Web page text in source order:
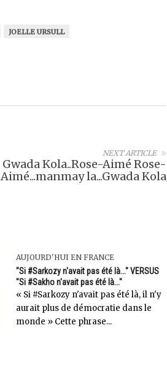
JOELLE URSULL
NEXT ARTICLE
Gwada Kola..Rose-Aimé Rose-
Aimé...manmay la...Gwada Kola
AUJOURD'HUI EN FRANCE
"Si #Sarkozy n'avait pas été là..." VERSUS
"Si #Sakho n'avait pas été là..."
« Si #Sarkozy n'avait pas été là, il n'y
aurait plus de démocratie dans le
monde » Cette phrase...